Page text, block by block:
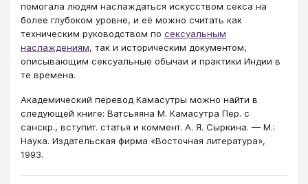
помогала людям наслаждаться искусством секса на
более глубоком уровне, и её можно считать как
техническим руководством по сексуальным
наслаждениям, так и историческим документом,
описывающим сексуальные обычаи и практики Индии в
те времена.
Академический перевод Камасутры можно найти в
следующей книге: Ватсьяяна М. Камасутра Пер. с
санскр., вступит. статья и коммент. А. Я. Сыркина. — М.:
Наука. Издательская фирма «Восточная литература»,
1993.